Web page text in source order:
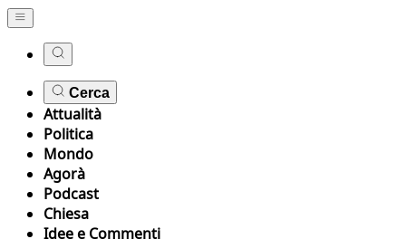
Cerca
Attualità
Politica
Mondo
Agorà
Podcast
Chiesa
Idee e Commenti